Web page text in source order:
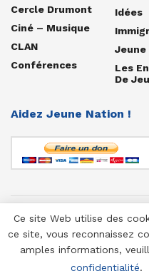
Cercle Drumont
Ciné – Musique
CLAN
Conférences
Idées
Jeune
Les
De
Aidez Jeune Nation !
© 1958-2025 Jeune Nation
Ce site Web utilise des
ce site, vous reconnaissez
amples informations,
confidentialité.